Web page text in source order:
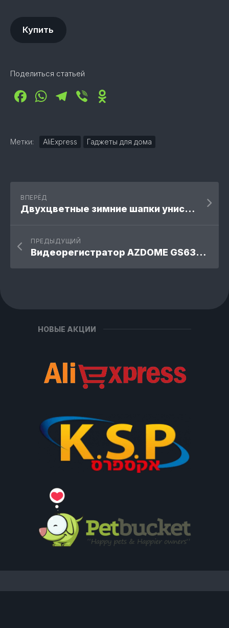
Купить
Поделиться статьей
Facebook
WhatsApp
Telegram
Viber
Метки: AliExpress Гаджеты для дома
ВПЕРЁД
Двухцветные зимние шапки унисекс
ПРЕДЫДУЩИЙ
Видеорегистратор AZDOME GS63H Pro
НОВЫЕ АКЦИИ